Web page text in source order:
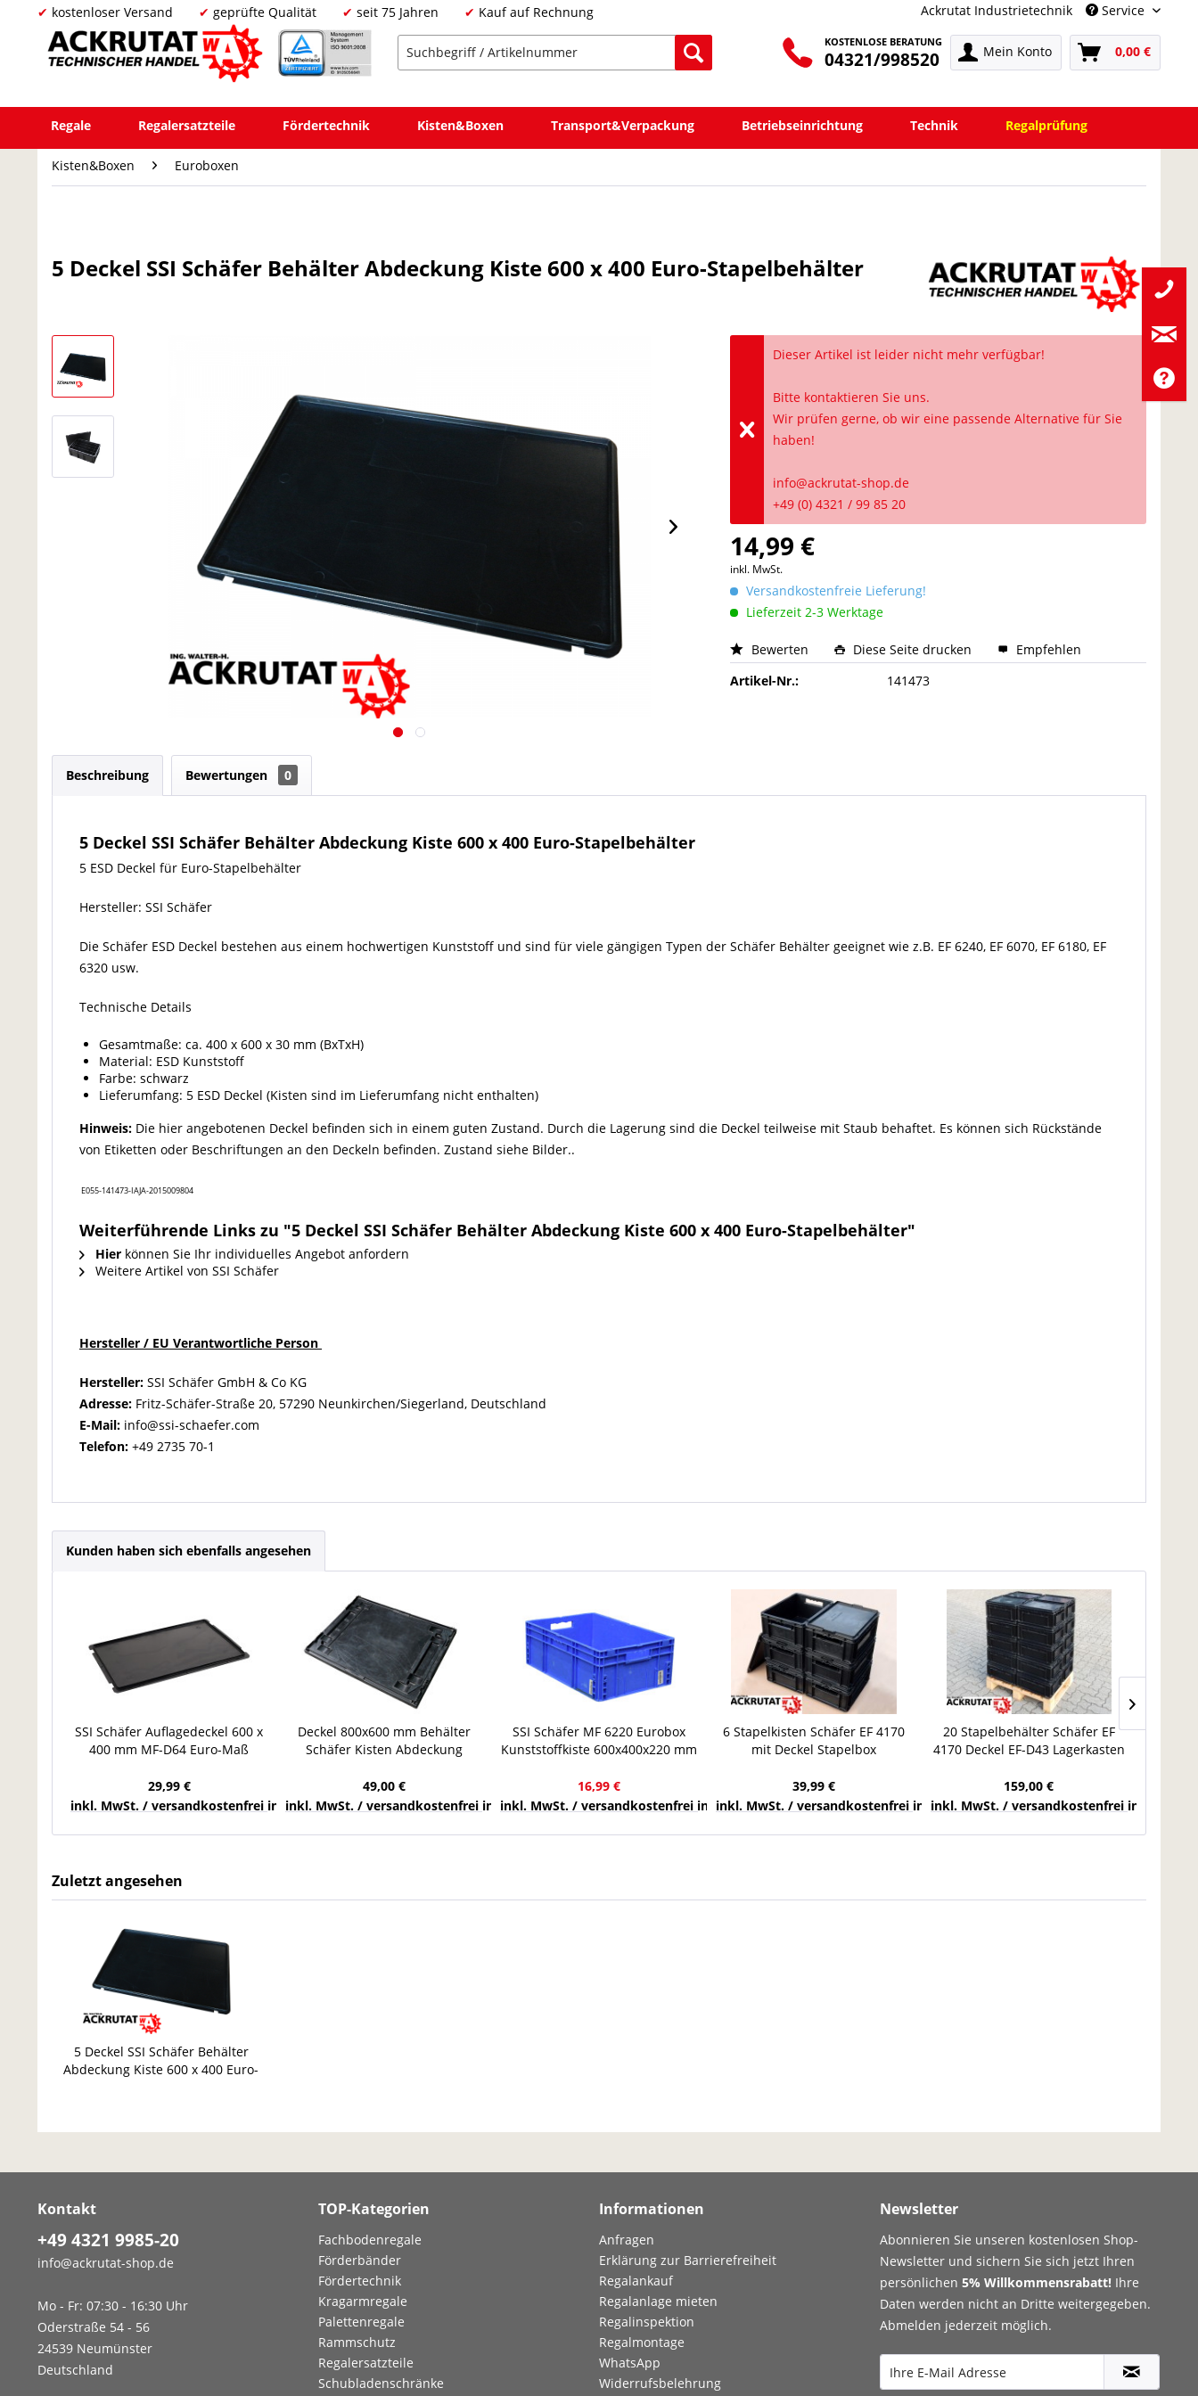
kostenloser Versand geprüfte Qualität seit 75 Jahren Kauf auf Rechnung Ackrutat Industrietechnik Service
KOSTENLOSE BERATUNG
04321/998520 Mein Konto 0,00 €
Regale Regalersatzteile Fördertechnik Kisten&Boxen Transport&Verpackung Betriebseinrichtung Technik Regalprüfung
Kisten&Boxen Euroboxen
5 Deckel SSI Schäfer Behälter Abdeckung Kiste 600 x 400 Euro-Stapelbehälter
Dieser Artikel ist leider nicht mehr verfügbar!
Bitte kontaktieren Sie uns.
Wir prüfen gerne, ob wir eine passende Alternative für Sie
haben!
info@ackrutat-shop.de
+49 (0) 4321 / 99 85 20
14,99 €
inkl. MwSt.
Versandkostenfreie Lieferung!
Lieferzeit 2-3 Werktage
Bewerten Diese Seite drucken
Empfehlen
Artikel-Nr.:
141473
Beschreibung Bewertungen 0
5 Deckel SSI Schäfer Behälter Abdeckung Kiste 600 x 400 Euro-Stapelbehälter
5 ESD Deckel für Euro-Stapelbehälter
Hersteller: SSI Schäfer
Die Schäfer ESD Deckel bestehen aus einem hochwertigen Kunststoff und sind für viele gängigen Typen der Schäfer Behälter geeignet wie z.B. EF 6240, EF 6070, EF 6180, EF
6320 usw.
Technische Details
Gesamtmaße: ca. 400 x 600 x 30 mm (BxTxH)
Material: ESD Kunststoff
Farbe: schwarz
Lieferumfang: 5 ESD Deckel (Kisten sind im Lieferumfang nicht enthalten)
Hinweis: Die hier angebotenen Deckel befinden sich in einem guten Zustand. Durch die Lagerung sind die Deckel teilweise mit Staub behaftet. Es können sich Rückstände
von Etiketten oder Beschriftungen an den Deckeln befinden. Zustand siehe Bilder..
E055-141473-IAJA-2015009804
Weiterführende Links zu "5 Deckel SSI Schäfer Behälter Abdeckung Kiste 600 x 400 Euro-Stapelbehälter"
Hier können Sie Ihr individuelles Angebot anfordern
Weitere Artikel von SSI Schäfer
Hersteller / EU Verantwortliche Person
Hersteller: SSI Schäfer GmbH & Co KG
Adresse: Fritz-Schäfer-Straße 20, 57290 Neunkirchen/Siegerland, Deutschland
E-Mail: info@ssi-schaefer.com
Telefon: +49 2735 70-1
Kunden haben sich ebenfalls angesehen
SSI Schäfer Auflagedeckel 600 x
400 mm MF-D64 Euro-Maß
29,99 €
inkl. MwSt. / versandkostenfrei innerhalb Deutschlands
Deckel 800x600 mm Behälter
Schäfer Kisten Abdeckung
49,00 €
inkl. MwSt. / versandkostenfrei innerhalb Deutschlands
SSI Schäfer MF 6220 Eurobox
Kunststoffkiste 600x400x220 mm
16,99 €
inkl. MwSt. / versandkostenfrei innerhalb Deutschlands 23,99 €
6 Stapelkisten Schäfer EF 4170
mit Deckel Stapelbox
39,99 €
inkl. MwSt. / versandkostenfrei innerhalb Deutschlands
20 Stapelbehälter Schäfer EF
4170 Deckel EF-D43 Lagerkasten
159,00 €
inkl. MwSt. / versandkostenfrei innerhalb
Zuletzt angesehen
5 Deckel SSI Schäfer Behälter
Abdeckung Kiste 600 x 400 Euro-
Kontakt
+49 4321 9985-20
info@ackrutat-shop.de
Mo - Fr: 07:30 - 16:30 Uhr
Oderstraße 54 - 56
24539 Neumünster
Deutschland
TOP-Kategorien
Fachbodenregale
Förderbänder
Fördertechnik
Kragarmregale
Palettenregale
Rammschutz
Regalersatzteile
Schubladenschränke
Informationen
Anfragen
Erklärung zur Barrierefreiheit
Regalankauf
Regalanlage mieten
Regalinspektion
Regalmontage
WhatsApp
Widerrufsbelehrung
Newsletter
Abonnieren Sie unseren kostenlosen Shop-
Newsletter und sichern Sie sich jetzt Ihren
persönlichen 5% Willkommensrabatt! Ihre
Daten werden nicht an Dritte weitergegeben.
Abmelden jederzeit möglich.